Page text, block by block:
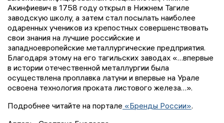
Акинфиевич в 1758 году открыл в Нижнем Тагиле
заводскую школу, а затем стал посылать наиболее
одаренных учеников из крепостных совершенствовать
свои знания на лучшие российские и
западноевропейские металлургические предприятия.
Благодаря этому на его тагильских заводах «…впервые
в истории отечественной металлургии была
осуществлена проплавка латуни и впервые на Урале
освоена технология проката листового железа…».
Подробнее читайте на портале «Бренды России».